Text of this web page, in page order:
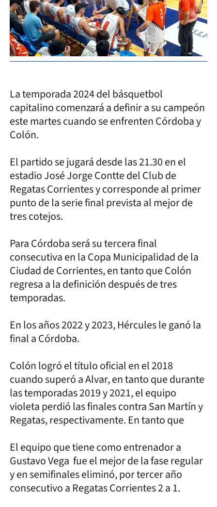
La temporada 2024 del básquetbol
capitalino comenzará a definir a su campeón
este martes cuando se enfrenten Córdoba y
Colón.
El partido se jugará desde las 21.30 en el
estadio José Jorge Contte del Club de
Regatas Corrientes y corresponde al primer
punto de la serie final prevista al mejor de
tres cotejos.
Para Córdoba será su tercera final
consecutiva en la Copa Municipalidad de la
Ciudad de Corrientes, en tanto que Colón
regresa a la definición después de tres
temporadas.
En los años 2022 y 2023, Hércules le ganó la
final a Córdoba.
Colón logró el título oficial en el 2018
cuando superó a Alvar, en tanto que durante
las temporadas 2019 y 2021, el equipo
violeta perdió las finales contra San Martín y
Regatas, respectivamente. En tanto que
El equipo que tiene como entrenador a
Gustavo Vega fue el mejor de la fase regular
y en semifinales eliminó, por tercer año
consecutivo a Regatas Corrientes 2 a 1.